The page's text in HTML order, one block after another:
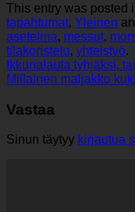
This entry was posted
tapahtumat, Yleinen
asetelma, messut,
tilakoristelu, yhteistyö.
Ikkunalauta tyhjäksi,
Millainen maljakko
Vastaa
Sinun täytyy kirjautua